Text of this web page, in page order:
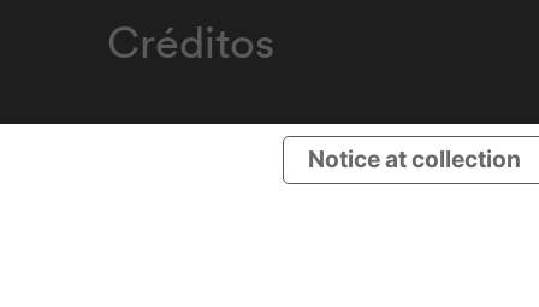
Créditos
Notice at collection